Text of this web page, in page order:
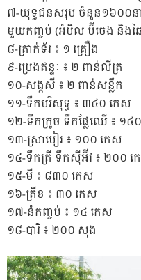
៧-យុទ្ធជនសរុប ចំនួន១៦០០ន
មួយកញ្ចប់ (អំបិល ប៊ីចេង និងឆៃ
៨-ត្រាក់ទ័រ ៖ ១ គ្រឿង
៩-ប្រេងឥន្ទៈ ៖ ២ ពាន់លីត្រ
១០-សង្កសី ៖ ២ ពាន់សន្លឹក
១១-ទឹកបរិសុទ្ធ ៖ ៣៤០ កេស
១២-ទឹកក្រូច ទឹកផ្លែឈើ ៖ ១៤
១៣-ស្រាបៀរ ៖ ១០០ កេស
១៤-ទឹកត្រី ទឹកស៊ីអ៊ីវ ៖ ២០០ ក
១៥-មី ៖ ៨៣០ កេស
១៦-ត្រីខ ៖ ៣០ កេស
១៧-នំកញ្ចប់ ៖ ១៤ កេស
១៨-បារី ៖ ២០០ សុង